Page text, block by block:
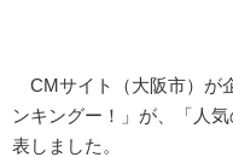
CMサイト（大阪市）が
ンキングー！」が、「人
表しました。